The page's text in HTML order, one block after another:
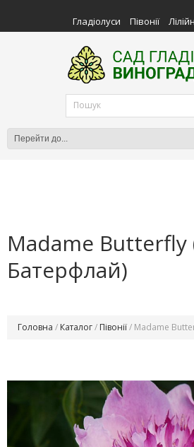
Гладіолуси Півонії
Madame
Батерфлай)
Головна / Каталог/ Півонії/ Madame